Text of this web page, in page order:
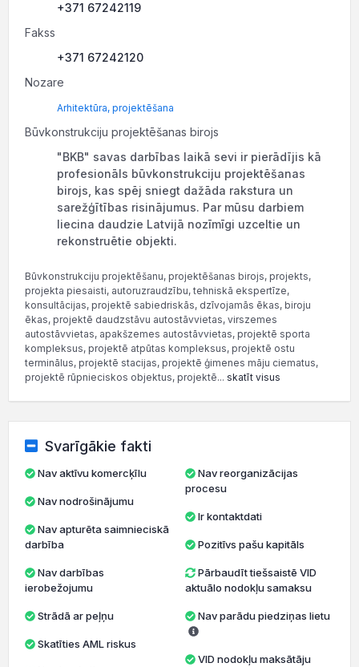
+371 67242119
Fakss
+371 67242120
Nozare
Arhitektūra, projektēšana
Būvkonstrukciju projektēšanas birojs
"BKB" savas darbības laikā sevi ir pierādījis kā
profesionāls būvkonstrukciju projektēšanas
birojs, kas spēj sniegt dažāda rakstura un
sarežģītības risinājumus. Par mūsu darbiem
liecina daudzie Latvijā nozīmīgi uzceltie un
rekonstruētie objekti.
Būvkonstrukciju projektēšanu, projektēšanas birojs, projekts,
projekta piesaisti, autoruzraudzību, tehniskā ekspertīze,
konsultācijas, projektē sabiedriskās, dzīvojamās ēkas, biroju
ēkas, projektē daudzstāvu autostāvvietas, virszemes
autostāvvietas, apakšzemes autostāvvietas, projektē sporta
kompleksus, projektē atpūtas kompleksus, projektē ostu
terminālus, projektē stacijas, projektē ģimenes māju ciematus,
projektē rūpnieciskos objektus, projektē... skatīt visus
Svarīgākie fakti
Nav aktīvu komercķīlu
Nav nodrošinājumu
darbība
ierobežojumu
Strādā ar peļņu
Skatīties AML riskus
Nav reorganizācijas
procesu
Ir kontaktdati
Pozitīvs pašu kapitāls
Pārbaudīt tiešsaistē VID
aktuālo nodokļu samaksu
Nav parādu piedziņas lietu
VID nodokļu maksātāju